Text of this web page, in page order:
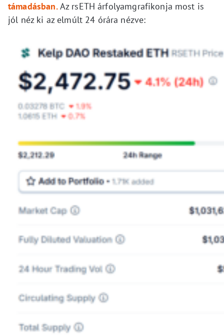
támadásban.Az rsETH árfolyamgrafikonja most is
jól néz ki az elmúlt 24 órára nézve: